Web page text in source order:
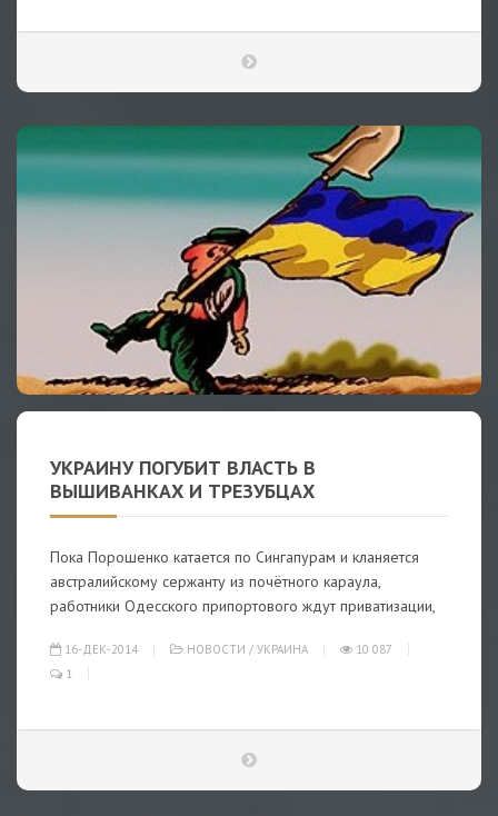
УКРАИНУ ПОГУБИТ ВЛАСТЬ В
ВЫШИВАНКАХ И ТРЕЗУБЦАХ
Пока Порошенко катается по Сингапурам и кланяется
австралийскому сержанту из почётного караула,
работники Одесского припортового ждут приватизации,
16-ДЕК-2014 НОВОСТИ / УКРАИНА
10 087
1